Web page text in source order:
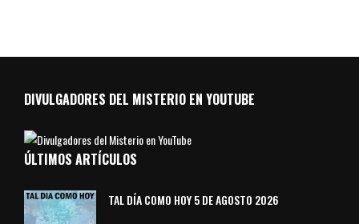
DIVULGADORES DEL MISTERIO EN YOUTUBE
ÚLTIMOS ARTÍCULOS
TAL DÍA COMO HOY 5 DE AGOSTO 2026